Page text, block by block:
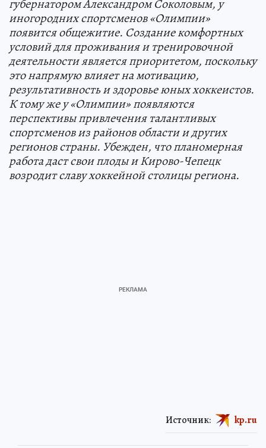
губернатором Александром Соколовым, у
иногородних спортсменов «Олимпии»
появится общежитие. Создание комфортных
условий для проживания и тренировочной
деятельности является приоритетом, поскольку
это напрямую влияет на мотивацию,
результативность и здоровье юных хоккеистов.
К тому же у «Олимпии» появляются
перспективы привлечения талантливых
спортсменов из районов области и других
регионов страны. Убежден, что планомерная
работа даст свои плоды и Кирово-Чепецк
возродит славу хоккейной столицы региона.
Источник: kp.ru